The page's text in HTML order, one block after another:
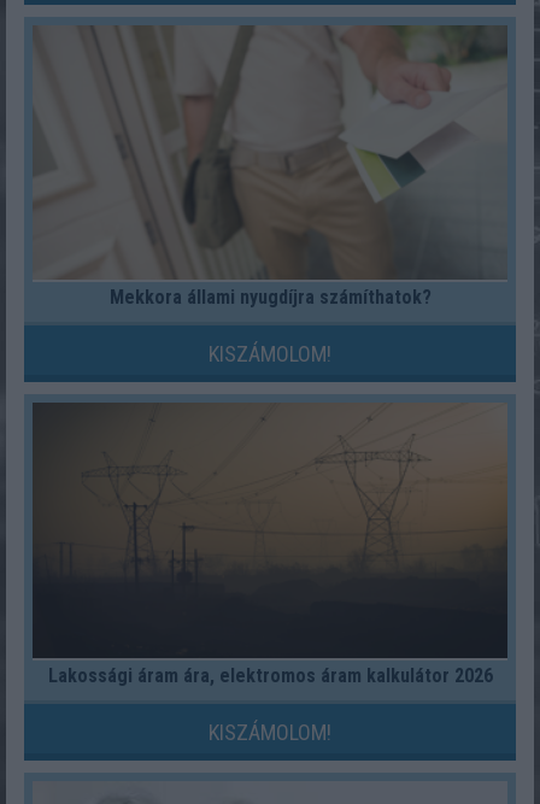
Mekkora állami nyugdíjra számíthatok?
KISZÁMOLOM!
Lakossági áram ára, elektromos áram kalkulátor 2026
KISZÁMOLOM!